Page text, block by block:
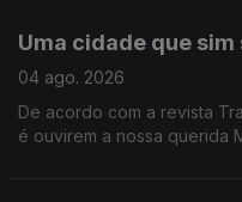
Uma cidade que sim
04 ago. 2026
De acordo com a revista
é ouvirem a nossa querida